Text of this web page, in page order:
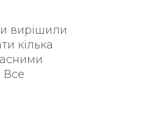
вирішили
кілька
Все